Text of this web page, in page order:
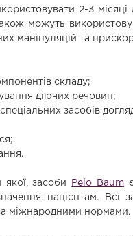
2-3
можуть
маніпуляцій та
складу;
діючих речовин;
засобів
якої, засоби Pelo Baumє
пацієнтам. Всі
міжнародними нормами.